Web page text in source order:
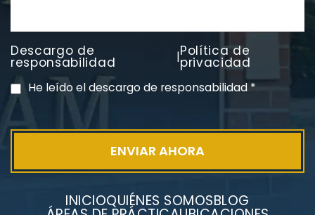
PVC Cloruro de polivinilo
Exposición
Descargo de
responsabilidad |Política de
privacidad
He leído el descargo de responsabilidad*
INICIOQUIÉNES SOMOSBLOG